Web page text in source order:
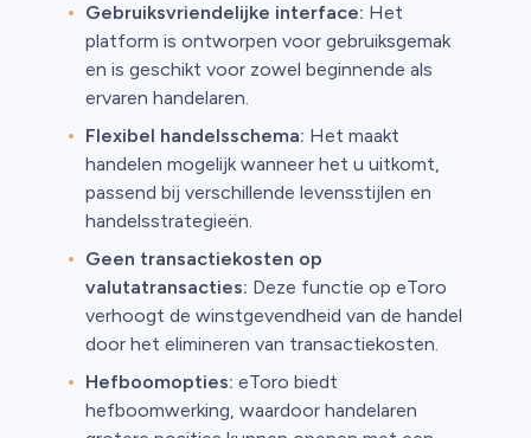
Gebruiksvriendelijke interface: Het
platform is ontworpen voor gebruiksgemak
en is geschikt voor zowel beginnende als
ervaren handelaren.
Flexibel handelsschema: Het maakt
handelen mogelijk wanneer het u uitkomt,
passend bij verschillende levensstijlen en
handelsstrategieën.
Geen transactiekosten op
valutatransacties: Deze functie op eToro
verhoogt de winstgevendheid van de handel
door het elimineren van transactiekosten.
Hefboomopties: eToro biedt
hefboomwerking, waardoor handelaren